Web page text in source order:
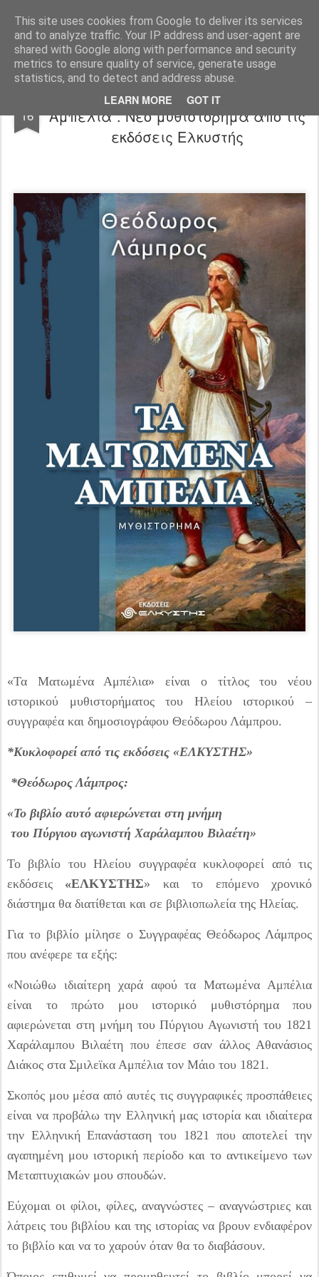
This site uses cookies from Google to deliver its services
and to analyze traffic. Your IP address and user-agent are
shared with Google along with performance and security
metrics to ensure quality of service, generate usage
statistics, and to detect and address abuse.
LEARN MORE GOT IT
"Ερασιτέχνες Άνθρωποι"
Blog Info DreamCity Φιλικά Sites
16
Θεόδωρος Λάμπρος - "Τα Ματωμένα
Αμπέλια": Νέο μυθιστόρημα από τις
εκδόσεις Ελκυστής
«Τα Ματωμένα Αμπέλια» είναι ο τίτλος του νέου
ιστορικού μυθιστορήματος του Ηλείου ιστορικού –
συγγραφέα και δημοσιογράφου Θεόδωρου Λάμπρου.
*Κυκλοφορεί από τις εκδόσεις «ΕΛΚΥΣΤΗΣ»
*Θεόδωρος Λάμπρος:
«Το βιβλίο αυτό αφιερώνεται στη μνήμη
του Πύργιου αγωνιστή Χαράλαμπου Βιλαέτη»
Το βιβλίο του Ηλείου συγγραφέα κυκλοφορεί από τις
εκδόσεις «ΕΛΚΥΣΤΗΣ» και το επόμενο χρονικό
διάστημα θα διατίθεται και σε βιβλιοπωλεία της Ηλείας.
Για το βιβλίο μίλησε ο Συγγραφέας Θεόδωρος Λάμπρος
που ανέφερε τα εξής:
«Νοιώθω ιδιαίτερη χαρά αφού τα Ματωμένα Αμπέλια
είναι το πρώτο μου ιστορικό μυθιστόρημα που
αφιερώνεται στη μνήμη του Πύργιου Αγωνιστή του 1821
Χαράλαμπου Βιλαέτη που έπεσε σαν άλλος Αθανάσιος
Διάκος στα Σμιλεϊκα Αμπέλια τον Μάιο του 1821.
Σκοπός μου μέσα από αυτές τις συγγραφικές προσπάθειες
είναι να προβάλω την Ελληνική μας ιστορία και ιδιαίτερα
την Ελληνική Επανάσταση του 1821 που αποτελεί την
αγαπημένη μου ιστορική περίοδο και το αντικείμενο των
Μεταπτυχιακών μου σπουδών.
Εύχομαι οι φίλοι, φίλες, αναγνώστες – αναγνώστριες και
λάτρεις του βιβλίου και της ιστορίας να βρουν ενδιαφέρον
το βιβλίο και να το χαρούν όταν θα το διαβάσουν.